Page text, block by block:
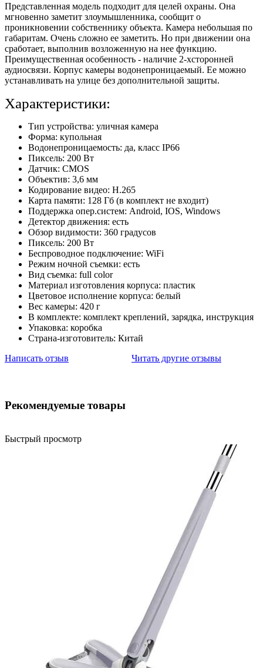
Представленная модель подходит для целей охраны. Она
мгновенно заметит злоумышленника, сообщит о
проникновении собственнику объекта. Камера небольшая по
габаритам. Очень сложно ее заметить. Но при движении она
сработает, выполнив возложенную на нее функцию.
Преимущественная особенность - наличие 2-хсторонней
аудиосвязи. Корпус камеры водонепроницаемый. Ее можно
устанавливать на улице без дополнительной защиты.
Характеристики:
Тип устройства: уличная камера
Форма: купольная
Водонепроницаемость: да, класс IP66
Пиксель: 200 Вт
Датчик: CMOS
Объектив: 3,6 мм
Кодирование видео: H.265
Карта памяти: 128 Гб (в комплект не входит)
Поддержка опер.систем: Android, IOS, Windows
Детектор движения: есть
Обзор видимости: 360 градусов
Пиксель: 200 Вт
Беспроводное подключение: WiFi
Режим ночной съемки: есть
Вид съемка: full color
Материал изготовления корпуса: пластик
Цветовое исполнение корпуса: белый
Вес камеры: 420 г
В комплекте: комплект креплений, зарядка, инструкция
Упаковка: коробка
Страна-изготовитель: Китай
Написать отзыв
Читать другие отзывы
Рекомендуемые товары
Быстрый просмотр